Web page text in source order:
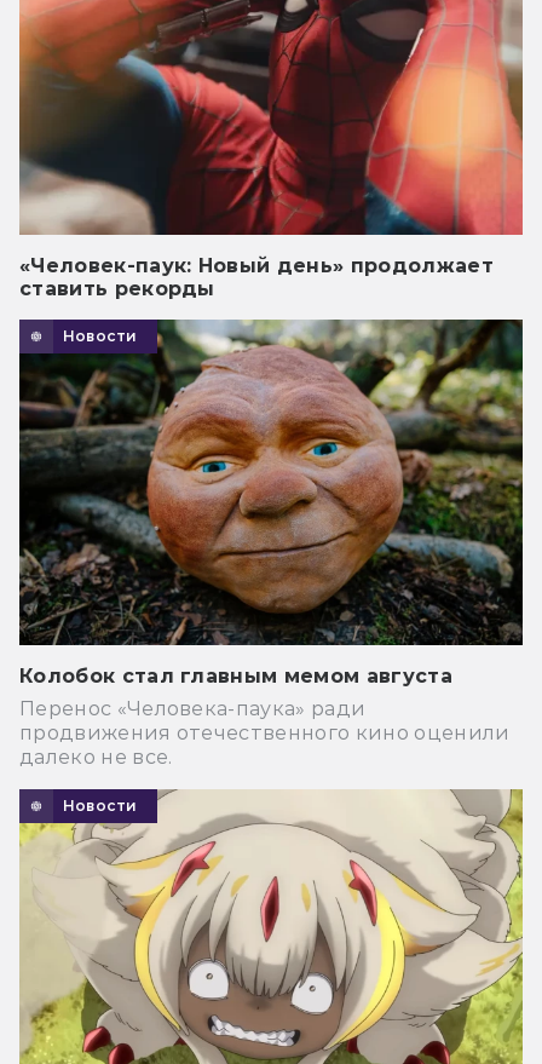
«Человек-паук: Новый день» продолжает
ставить рекорды
Новости
Колобок стал главным мемом августа
Перенос «Человека-паука» ради
продвижения отечественного кино оценили
далеко не все.
Новости